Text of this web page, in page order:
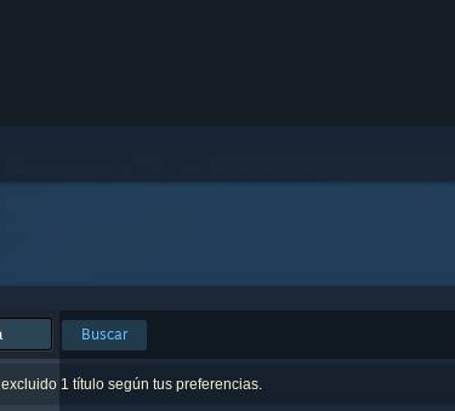
Buscar
1 título según tus preferencias.